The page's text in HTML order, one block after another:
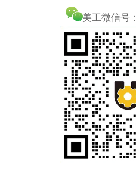
美工微信号：